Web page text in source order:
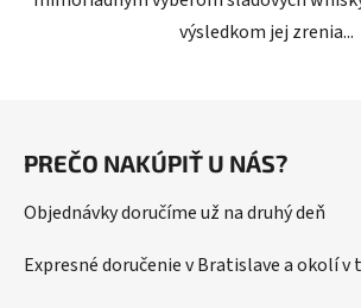
výsledkom jej zrenia...
PREČO NAKÚPIŤ U NÁS?
Objednávky doručíme už na druhý deň
Expresné doručenie v Bratislave a okolí v